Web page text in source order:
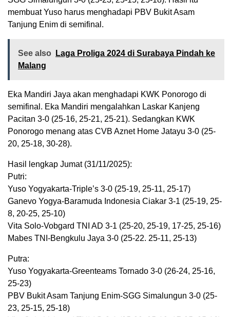
membuat Yuso harus menghadapi PBV Bukit Asam
Tanjung Enim di semifinal.
See also
Laga Proliga 2024 di Surabaya Pindah ke
Malang
Eka Mandiri Jaya akan menghadapi KWK Ponorogo di
semifinal. Eka Mandiri mengalahkan Laskar Kanjeng
Pacitan 3-0 (25-16, 25-21, 25-21). Sedangkan KWK
Ponorogo menang atas CVB Aznet Home Jatayu 3-0 (25-
20, 25-18, 30-28).
Hasil lengkap Jumat (31/11/2025):
Putri:
Yuso Yogyakarta-Triple’s 3-0 (25-19, 25-11, 25-17)
Ganevo Yogya-Baramuda Indonesia Ciakar 3-1 (25-19, 25-
8, 20-25, 25-10)
Vita Solo-Vobgard TNI AD 3-1 (25-20, 25-19, 17-25, 25-16)
Mabes TNI-Bengkulu Jaya 3-0 (25-22. 25-11, 25-13)
Putra:
Yuso Yogyakarta-Greenteams Tornado 3-0 (26-24, 25-16,
25-23)
PBV Bukit Asam Tanjung Enim-SGG Simalungun 3-0 (25-
23, 25-15, 25-18)